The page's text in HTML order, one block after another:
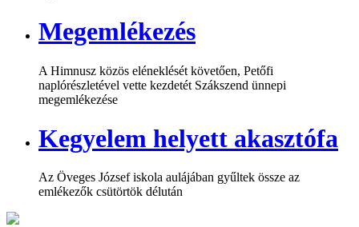
Megemlékezés
A Himnusz közös eléneklését követően, Petőfi
naplórészletével vette kezdetét Szákszend ünnepi
megemlékezése
Kegyelem helyett akasztófa
Az Öveges József iskola aulájában gyűltek össze az
emlékezők csütörtök délután